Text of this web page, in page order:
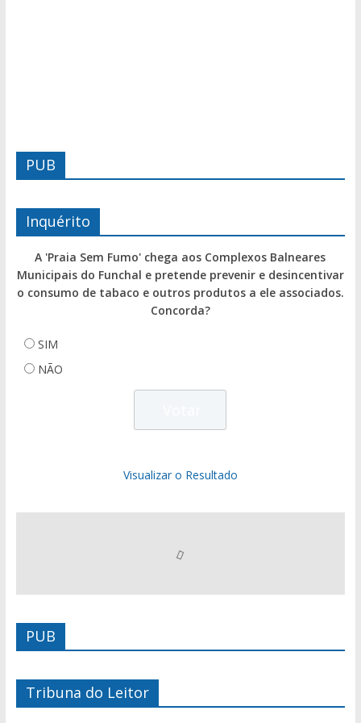
PUB
Inquérito
A 'Praia Sem Fumo' chega aos Complexos Balneares
Municipais do Funchal e pretende prevenir e desincentivar
o consumo de tabaco e outros produtos a ele associados.
Concorda?
SIM
NÃO
Visualizar o Resultado
PUB
Tribuna do Leitor